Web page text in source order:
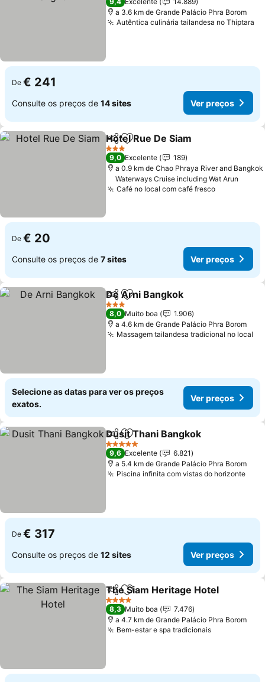
a 3.6 km de Grande Palácio Phra Borom
Autêntica culinária tailandesa no Thiptara
De € 241
Consulte os preços de 14 sites Ver preços
PartilharAdicionar aos favoritos
Hotel Rue De Siam
3 Estrelas
9,0 Excelente
189
a 0.9 km de Chao Phraya River and Bangkok
Waterways Cruise including Wat Arun
Café no local com café fresco
De € 20
Consulte os preços de 7 sites Ver preços
PartilharAdicionar aos favoritos
De Arni Bangkok
3 Estrelas
8,0 Muito boa
1.906
a 4.6 km de Grande Palácio Phra Borom
Massagem tailandesa tradicional no local
Selecione as datas para ver os preços
exatos.
Ver preços
PartilharAdicionar aos favoritos
Dusit Thani Bangkok
5 Estrelas
9,6 Excelente
6.821
a 5.4 km de Grande Palácio Phra Borom
Piscina infinita com vistas do horizonte
De € 317
Consulte os preços de 12 sites Ver preços
PartilharAdicionar aos favoritos
The Siam Heritage Hotel
4 Estrelas
8,3 Muito boa
7.476
a 4.7 km de Grande Palácio Phra Borom
Bem-estar e spa tradicionais